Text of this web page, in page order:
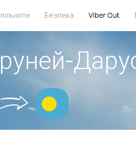
Безпека Viber Out